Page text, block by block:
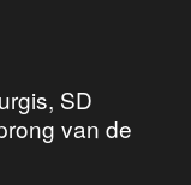
SD
van de